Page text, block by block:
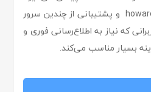
قابلیت‌های سفارشی‌سازی howard و پشتیبانی از چندین سرور
که نیاز به اطلاع‌رسانی فوری و
بسیار مناسب می‌کند.